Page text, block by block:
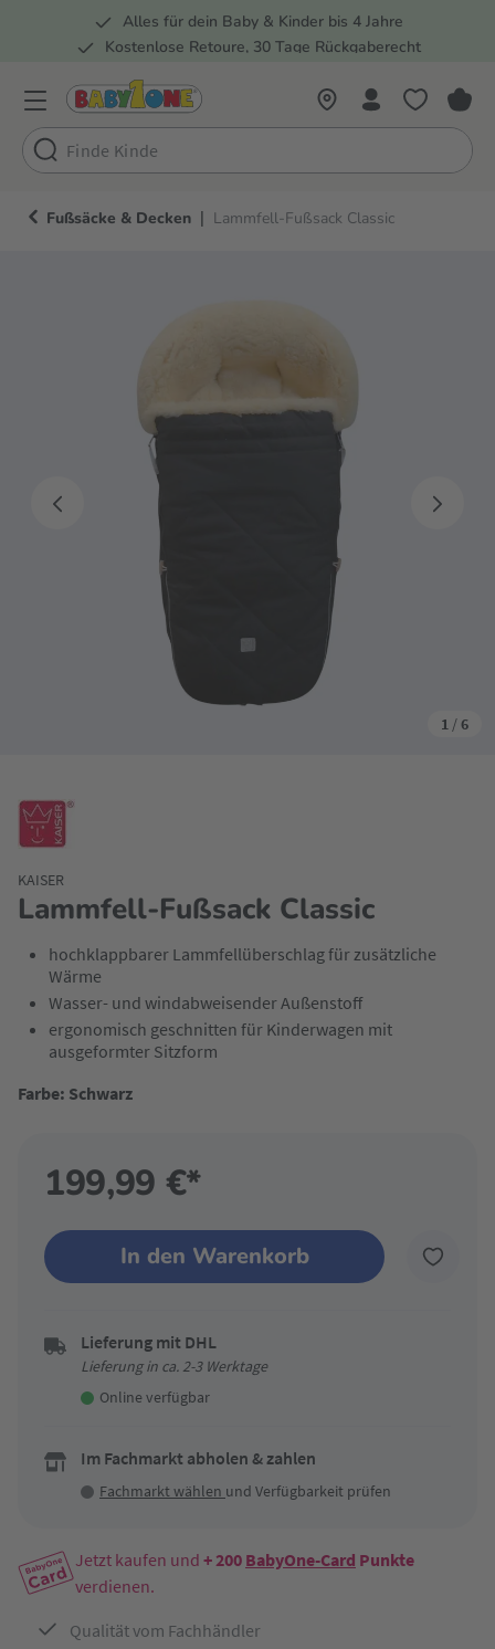
Zur Hauptnavigation springen
Alles für dein Baby & Kinder bis 4 Jahre
Kostenlose Retoure, 30 Tage Rückgaberecht
Fußsäcke & Decken | Lammfell-Fußsack Classic
1 /6
Lammfell-Fußsack Classic
KAISER
hochklappbarer Lammfellüberschlag für zusätzliche
Wärme
Wasser- und windabweisender Außenstoff
ergonomisch geschnitten für Kinderwagen mit
ausgeformter Sitzform
Farbe: Schwarz
199,99 €*
In den Warenkorb
Lieferung mit DHL
Lieferung in ca. 2-3 Werktage
Online verfügbar
Im Fachmarkt abholen & zahlen
Fachmarkt wählen und Verfügbarkeit prüfen
Jetzt kaufen und + 200 BabyOne-Card Punkte
verdienen.
Qualität vom Fachhändler